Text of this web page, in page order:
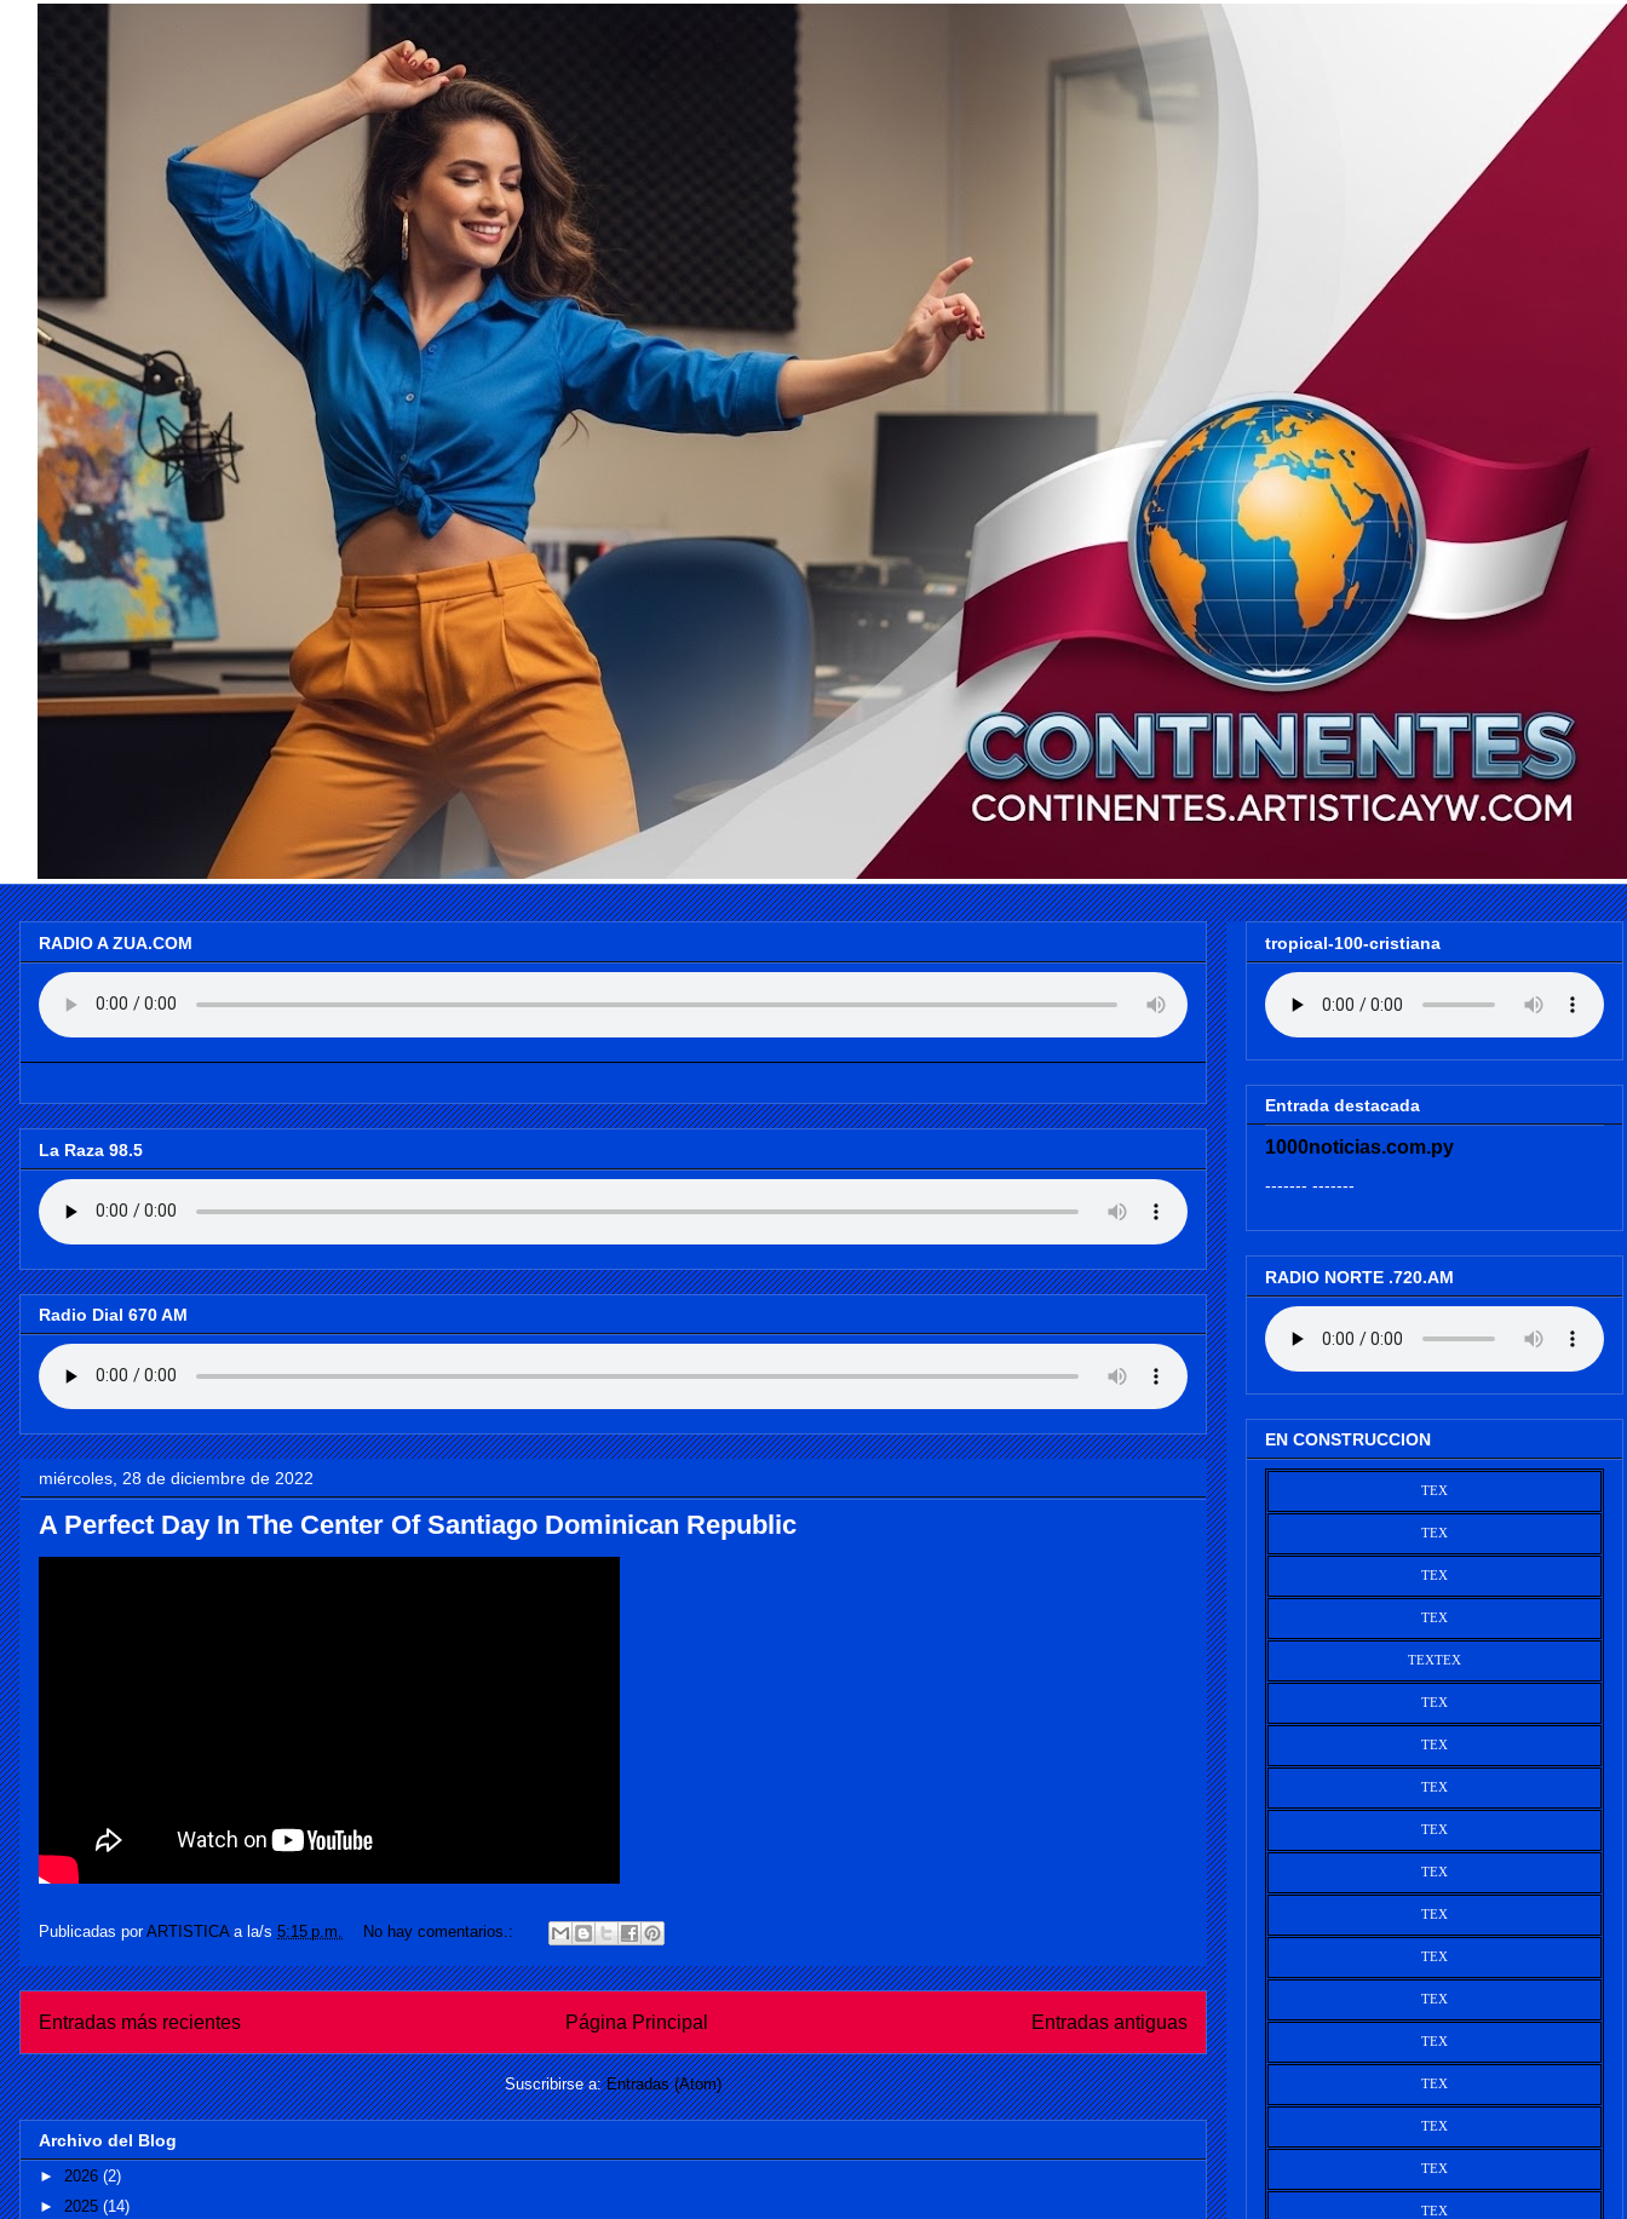
RADIO A ZUA.COM
La Raza 98.5
Radio Dial 670 AM
miércoles, 28 de diciembre de 2022
A Perfect Day In The Center Of Santiago Dominican Republic
Publicadas porARTISTICA a la/s 5:15 p.m. No hay comentarios.:
Entradas más recientes Entradas antiguas
Página Principal
Suscribirse a:Entradas (Atom)
Archivo del Blog
► 2026 (2)
► 2025 (14)
tropical-100-cristiana
Entrada destacada
1000noticias.com.py
------- -------
RADIO NORTE .720.AM
EN CONSTRUCCION
TEX
TEX
TEX
TEX
TEXTEX
TEX
TEX
TEX
TEX
TEX
TEX
TEX
TEX
TEX
TEX
TEX
TEX
TEX